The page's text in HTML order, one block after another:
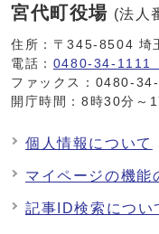
宮代町役場 (法人
住所：〒345-8504 埼
電話： 0480-34-1111
ファックス：0480-
開庁時間：8時30分～
個人情報について
マイページの機能
記事ID検索につい